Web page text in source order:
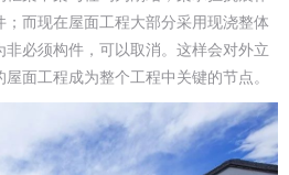
而现在屋面工程大部分采用现浇整体
必须构件，可以取消。这样会对外立
面工程成为整个工程中关键的节点。